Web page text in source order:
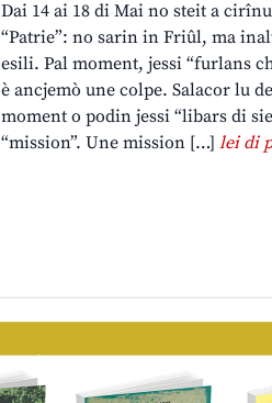
Dai 14 ai 18 di Mai no steit a
“Patrie”: no sarin in Friûl, ma
esili. Pal moment, jessi “furlans
è ancjemò une colpe. Salacor lu
moment o podin jessi “libars di
“mission”. Une mission […]lei di